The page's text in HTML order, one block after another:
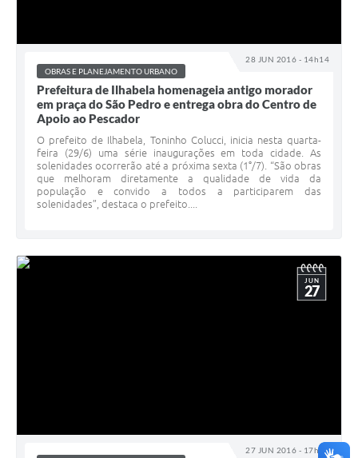
28 JUN 2016 - 14h14
OBRAS E PLANEJAMENTO URBANO
Prefeitura de Ilhabela homenageia antigo morador
em praça do São Pedro e entrega obra do Centro de
Apoio ao Pescador
O prefeito de Ilhabela, Toninho Colucci, inicia nesta quarta-
feira (29/6) uma série inaugurações em toda cidade. As
solenidades ocorrerão até a próxima sexta (1°/7). “São obras
que melhoram diretamente a qualidade de vida da
população e convido a todos a participarem das
solenidades”, destaca o prefeito....
27 JUN 2016 - 17h04
JUN
27